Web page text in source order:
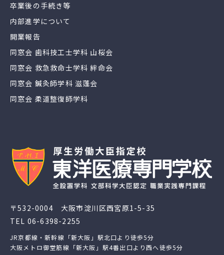
〒532-0004 大阪市淀川区西宮原1-5-35
TEL 06-6398-2255
JR京都線・新幹線「新大阪」駅北口より徒歩5分
大阪メトロ御堂筋線「新大阪」駅4番出口より西へ徒歩5分
卒業後の手続き等
内部進学について
開業報告
同窓会 歯科技工士学科 山桜会
同窓会 救急救命士学科 絆命会
同窓会 鍼灸師学科 滋蓬会
同窓会 柔道整復師学科